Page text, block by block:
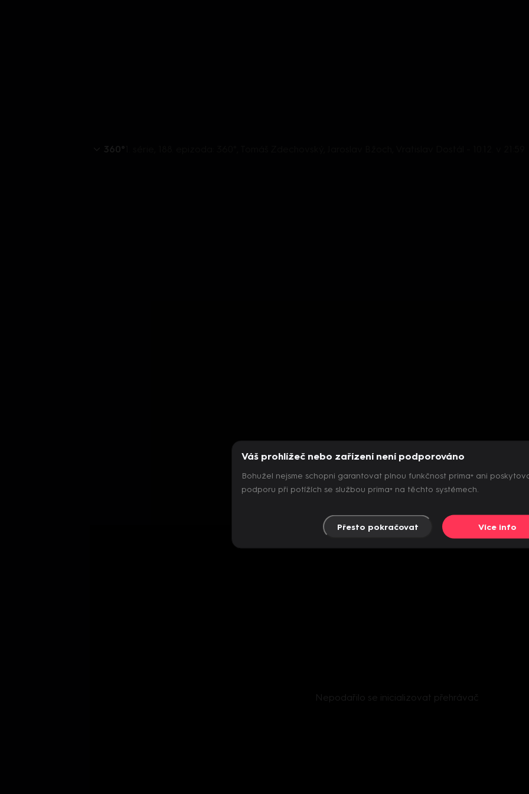
Nepodařilo se inicializovat přehrávač
Váš prohlížeč nebo zařízení není podporováno
Bohužel nejsme schopni garantovat plnou funkčnost prima+ ani
podporu při potížích se službou prima+ na těchto systémech.
Přesto pokračovat Více info